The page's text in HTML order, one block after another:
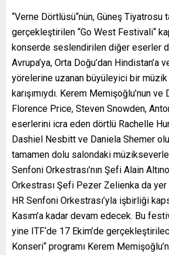
“Verne Dörtlüsü“nün, Güneş Tiyatrosu
gerçekleştirilen “Go West Festivali“
konserde seslendirilen diğer eserler
Avrupa’ya, Orta Doğu’dan Hindistan’a
yörelerine uzanan büyüleyici bir
karışımıydı. Kerem Memişoğlu’nun
Florence Price, Steven Snowden,
eserlerini icra eden dörtlü Rachelle
Dashiel Nesbitt ve Daniela Shemer
tamamen dolu salondaki
Senfoni Orkestrası’nın Şefi Alain
Orkestrası Şefi Pezer Zelienka da yer
HR Senfoni Orkestrası’yla işbirliği
Kasım’a kadar devam edecek. Bu
yine ITF‘de 17 Ekim’de
Konseri“ programı Kerem